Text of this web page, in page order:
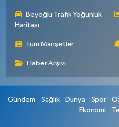
Beyoğlu Trafik Yoğunluk
Haritası
Tüm Manşetler
Haber Arşivi
Gündem Sağlık Dünya Spor
Ekonomi